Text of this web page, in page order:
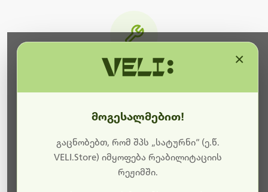
ბოდიშს გიხდით შეფერხებისთვის. ამჟამად
მიმდინარეობს საიტის განახლება და ტექნიკური
სამუშაოები.
მალე ისევ ხელმისაწვდომი იქნება. გმადლობთ
მოგესალმებით!
გაცნობებთ, რომ შპს „სატურნი“ (ე.წ.
VELI.Store) იმყოფება რეაბილიტაციის
რეჟიმში.
×